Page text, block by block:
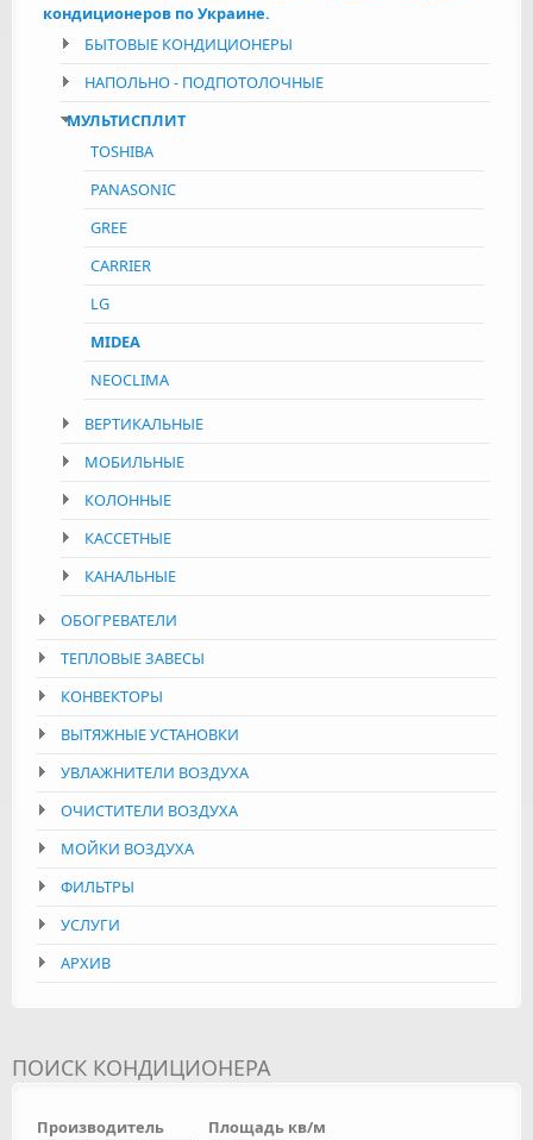
кондиционеров по Украине.
БЫТОВЫЕ КОНДИЦИОНЕРЫ
НАПОЛЬНО - ПОДПОТОЛОЧНЫЕ
МУЛЬТИСПЛИТ
TOSHIBA
PANASONIC
GREE
CARRIER
LG
MIDEA
NEOCLIMA
ВЕРТИКАЛЬНЫЕ
МОБИЛЬНЫЕ
КОЛОННЫЕ
КАССЕТНЫЕ
КАНАЛЬНЫЕ
ОБОГРЕВАТЕЛИ
ТЕПЛОВЫЕ ЗАВЕСЫ
КОНВЕКТОРЫ
ВЫТЯЖНЫЕ УСТАНОВКИ
УВЛАЖНИТЕЛИ ВОЗДУХА
ОЧИСТИТЕЛИ ВОЗДУХА
МОЙКИ ВОЗДУХА
ФИЛЬТРЫ
УСЛУГИ
АРХИВ
ПОИСК КОНДИЦИОНЕРА
Производитель Площадь кв/м